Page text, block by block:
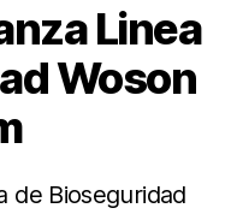
Linea
Woson
de Bioseguridad